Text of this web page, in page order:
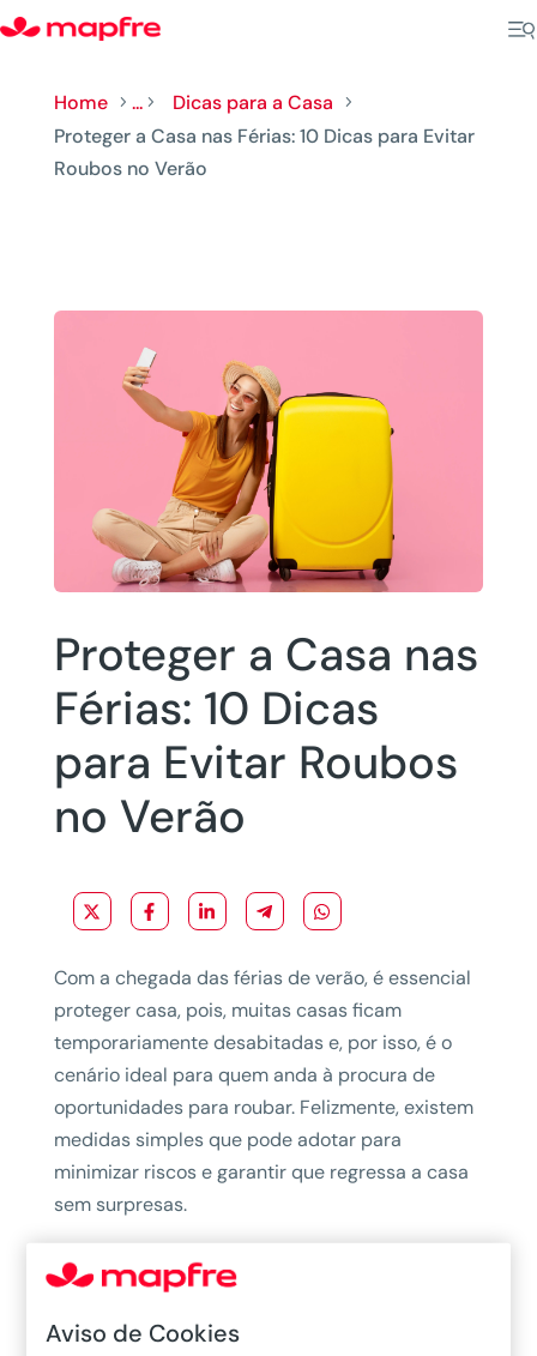
Home 5 ... 5 Dicas para a Casa 5
Proteger a Casa nas Férias: 10 Dicas para Evitar
Roubos no Verão
Proteger a Casa nas
Férias: 10 Dicas
para Evitar Roubos
no Verão
Com a chegada das férias de verão, é essencial
proteger casa, pois, muitas casas ficam
temporariamente desabitadas e, por isso, é o
cenário ideal para quem anda à procura de
oportunidades para roubar. Felizmente, existem
medidas simples que pode adotar para
minimizar riscos e garantir que regressa a casa
sem surpresas.
Neste artigo, mostramos-lhe 10 formas práticas
de proteger a sua casa antes de sair para férias:
Evite divulgar as férias nas redes sociais
Aviso de Cookies